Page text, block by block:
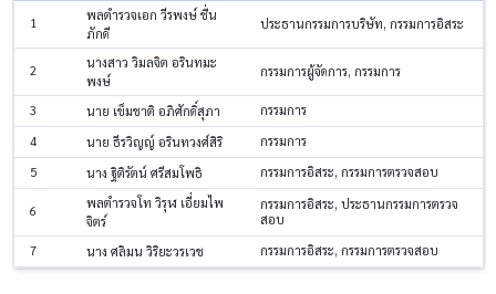
1
พลตำรวจเอก วีรพงษ์ ชื่น
ภักดี
ประธานกรรมการบริษัท, กรรมการอิสระ
2
นางสาว วิมลจิต อรินทมะ
พงษ์
กรรมการผู้จัดการ, กรรมการ
3 นาย เข็มชาติ อภิศักดิ์สุภา
กรรมการ
4
นาย ธีรวิญญ์ อรินทวงศ์สิริ
กรรมการ
5
นาง ฐิติรัตน์ ศรีสมโพธิ กรรมการอิสระ, กรรมการตรวจสอบ
6
พลตำรวจโท วิรุฬ เอี่ยมไพ
จิตร์
กรรมการอิสระ, ประธานกรรมการตรวจ
สอบ
7
นาง ศลิมน วิริยะวรเวช กรรมการอิสระ, กรรมการตรวจสอบ